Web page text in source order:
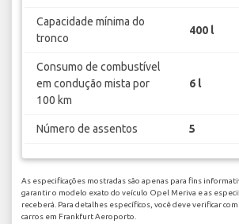
Capacidade mínima do
tronco
400 l
Consumo de combustível
em condução mista por
100 km
6 l
Número de assentos 5
As especificações mostradas são apenas para fins
garantir o modelo exato do veículo Opel Meriva e as
receberá. Para detalhes específicos, você deve verificar
carros em Frankfurt Aeroporto.